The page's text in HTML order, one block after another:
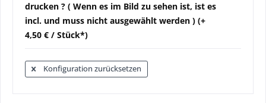
drucken ? ( Wenn es im Bild zu sehen ist, ist es
incl. und muss nicht ausgewählt werden ) (+
4,50 € / Stück*)
Konfiguration zurücksetzen